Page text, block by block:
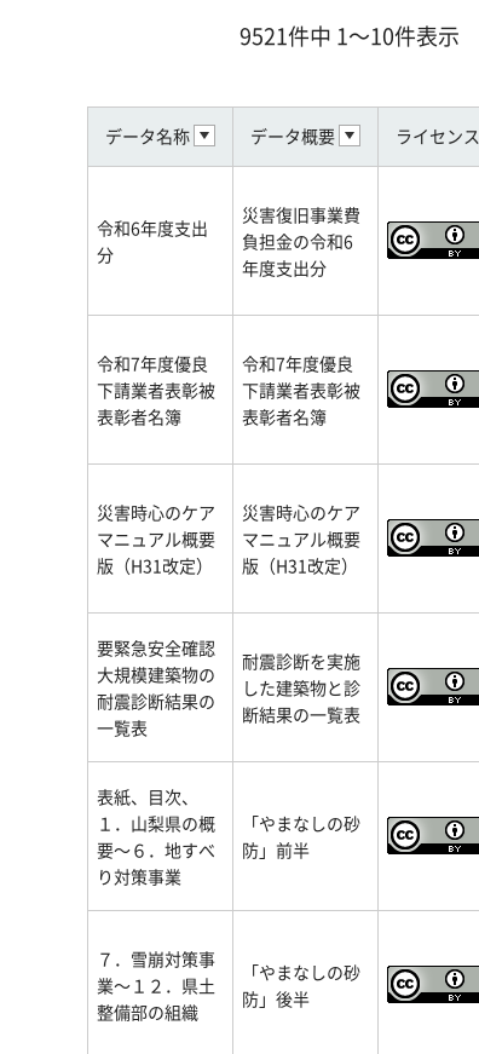
9521件中 1～10件表示
データ名称 データ概要 ライセンス
令和6年度支出
分
災害復旧事業費
負担金の令和6
年度支出分
令和7年度優良
下請業者表彰被
表彰者名簿
令和7年度優良
下請業者表彰被
表彰者名簿
災害時心のケア
マニュアル概要
版（H31改定）
災害時心のケア
マニュアル概要
版（H31改定）
要緊急安全確認
大規模建築物の
耐震診断結果の
一覧表
耐震診断を実施
した建築物と診
断結果の一覧表
表紙、目次、
１．山梨県の概
要～６．地すべ
り対策事業
「やまなしの砂
防」前半
７．雪崩対策事
業～１２．県土
整備部の組織
「やまなしの砂
防」後半